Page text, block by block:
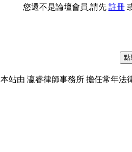
您還不是論壇會員,請先 註冊
本站由 瀛睿律師事務所 擔任常年法